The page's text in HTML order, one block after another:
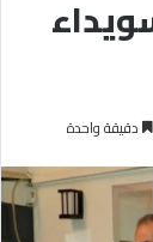
دقيقة واحدة